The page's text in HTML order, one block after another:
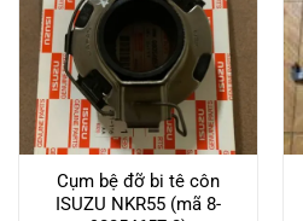
Cụm bệ đỡ bi tê côn
ISUZU NKR55 (mã 8-